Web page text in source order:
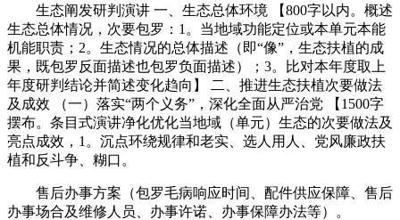
生态阐发研判演讲 一、生态总体环境 【800字以内。概述
生态总体情况，次要包罗：1。当地域功能定位或本单元本能
机能职责；2。生态情况的总体描述（即“像”，生态扶植的成
果，既包罗反面描述也包罗负面描述）；3。比对本年度取上
年度研判结论并简述变化趋向】 二、推进生态扶植次要做法
及成效 （一）落实“两个义务”，深化全面从严治党 【1500字
摆布。条目式演讲净化优化当地域（单元）生态的次要做法及
亮点成效，1。沉点环绕规律和老实、选人用人、党风廉政扶
植和反斗争、糊口。
售后办事方案（包罗毛病响应时间、配件供应保障、售后
办事场合及维修人员、办事许诺、办事保障办法等）。